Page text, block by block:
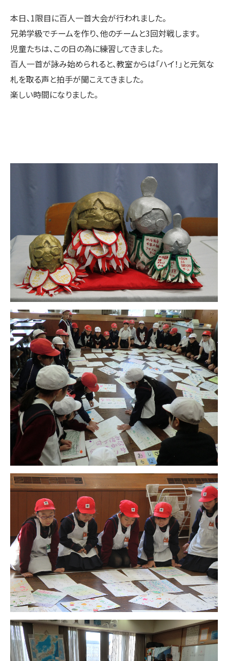
本日、1限目に百人一首大会が行われました。
兄弟学級でチームを作り、他のチームと3回対戦します。
児童たちは、この日の為に練習してきました。
百人一首が詠み始められると、教室からは「ハイ！」と元気な
札を取る声と拍手が聞こえてきました。
楽しい時間になりました。